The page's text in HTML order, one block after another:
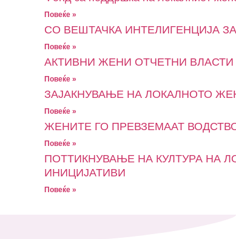
Повеќе »
СО ВЕШТАЧКА ИНТЕЛИГЕНЦИЈА
Повеќе »
АКТИВНИ ЖЕНИ ОТЧЕТНИ ВЛАСТИ
Повеќе »
ЗАЈАКНУВАЊЕ НА ЛОКАЛНОТО
Повеќе »
ЖЕНИТЕ ГО ПРЕВЗЕМААТ
Повеќе »
ПОТТИКНУВАЊЕ НА КУЛТУРА НА
ИНИЦИЈАТИВИ
Повеќе »